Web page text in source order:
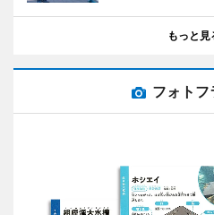
もっと見
フォトフ